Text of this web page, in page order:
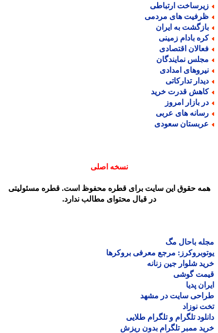
ارتباطی
های مردمی
به ایران
بادام زمینی
اقتصادی
نمایندگان
امدادی
تدارکاتی
قدرت خرید
بازار امروز
های عربی
سعودی
نسخه اصلی
حقوق این سایت برای قطره محفوظ است. قطره مسئولیتی
در قبال محتوای مطالب ندارد.
باحال مگ
مرجع معرفی بروکرها
شلوار جین زنانه
گوشی
پدیا
سایت در مشهد
نوزاد
تلگرام و تلگرام طلایی
ممبر تلگرام بدون ریزش